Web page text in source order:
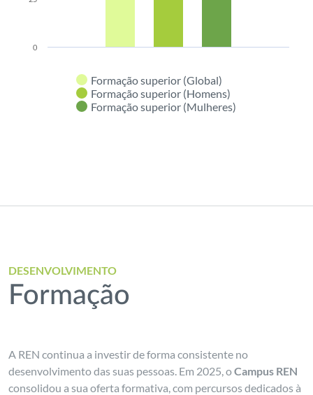
Formação superior (Global)
Formação superior (Homens)
Formação superior (Mulheres)
0
DESENVOLVIMENTO
Formação
A REN continua a investir de forma consistente no
desenvolvimento das suas pessoas. Em 2025, oCampus REN
consolidou a sua oferta formativa, com percursos dedicados à